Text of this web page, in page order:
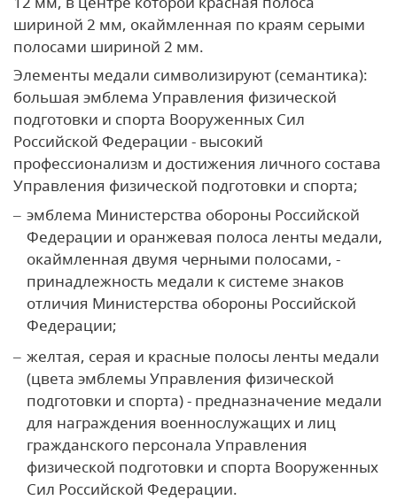
шириной 2 мм, окаймленная по краям серыми
полосами шириной 2 мм.
Элементы медали символизируют (семантика):
большая эмблема Управления физической
подготовки и спорта Вооруженных Сил
Российской Федерации - высокий
профессионализм и достижения личного состава
Управления физической подготовки и спорта;
эмблема Министерства обороны Российской
Федерации и оранжевая полоса ленты медали,
окаймленная двумя черными полосами, -
принадлежность медали к системе знаков
отличия Министерства обороны Российской
Федерации;
желтая, серая и красные полосы ленты медали
(цвета эмблемы Управления физической
подготовки и спорта) - предназначение медали
для награждения военнослужащих и лиц
гражданского персонала Управления
физической подготовки и спорта Вооруженных
Сил Российской Федерации.